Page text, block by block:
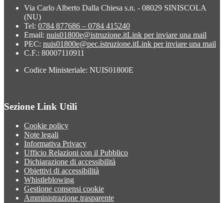
Via Carlo Alberto Dalla Chiesa s.n. - 08029 SINISCOLA
(NU)
Tel: 0784 877686 – 0784 415240
Email: nuis01800e@istruzione.itLink per inviare una mail
PEC: nuis01800e@pec.istruzione.itLink per inviare una mail
C.F.: 80007110911
Codice Ministeriale: NUIS01800E
Sezione Link Utili
Cookie policy
Note legali
Informativa Privacy
Ufficio Relazioni con il Pubblico
Dichiarazione di accessibilità
Obiettivi di accessibilità
Whistleblowing
Gestione consensi cookie
Amministrazione trasparente